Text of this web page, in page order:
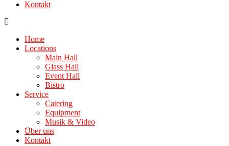
Kontakt
Home
Locations
Main Hall
Glass Hall
Event Hall
Bistro
Service
Catering
Equipment
Musik & Video
Über uns
Kontakt